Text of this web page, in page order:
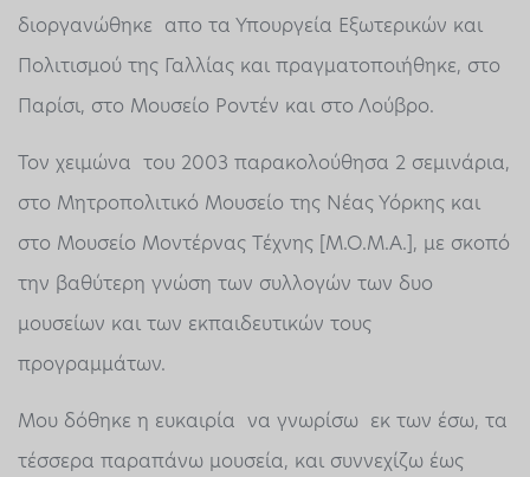
διοργανώθηκε απο τα Υπουργεία Εξωτερικών και
Πολιτισμού της Γαλλίας και πραγματοποιήθηκε, στο
Παρίσι, στο Μουσείο Ροντέν και στο Λούβρο.
Τον χειμώνα του 2003 παρακολούθησα 2 σεμινάρια,
στο Μητροπολιτικό Μουσείο της Νέας Υόρκης και
στο Μουσείο Μοντέρνας Τέχνης [Μ.Ο.Μ.Α.], με σκοπό
την βαθύτερη γνώση των συλλογών των δυο
μουσείων και των εκπαιδευτικών τους
προγραμμάτων.
Μου δόθηκε η ευκαιρία να γνωρίσω εκ των έσω, τα
τέσσερα παραπάνω μουσεία, και συννεχίζω έως